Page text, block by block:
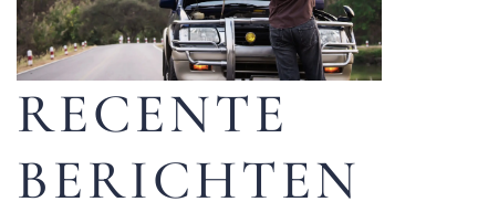
RECENTE
BERICHTEN